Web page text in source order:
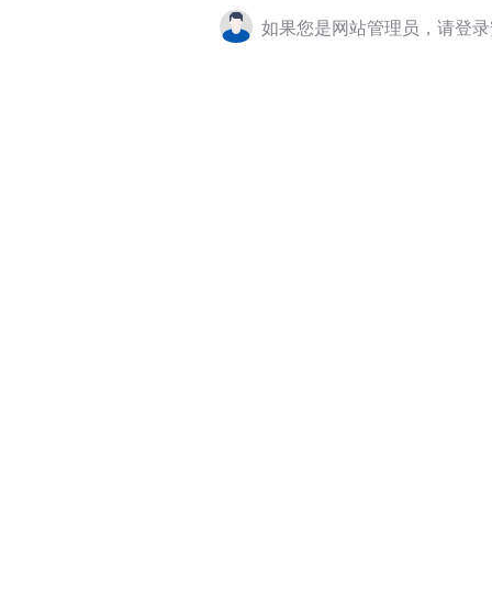
如果您是网站管理员，请登